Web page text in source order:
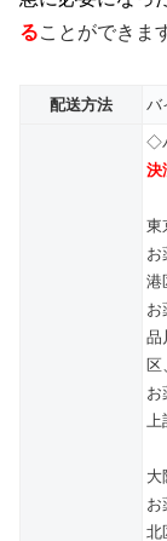
ることができま
配送方法 バ
◇
決
東
お
港
お
品
区
お
大
お
北